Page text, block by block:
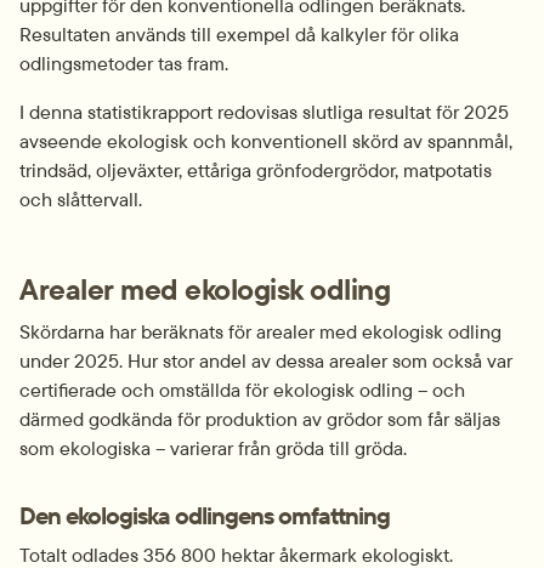
Resultaten används till exempel då kalkyler för olika
odlingsmetoder tas fram.
I denna statistikrapport redovisas slutliga resultat för 2025
avseende ekologisk och konventionell skörd av spannmål,
trindsäd, oljeväxter, ettåriga grönfodergrödor, matpotatis
och slåttervall.
Arealer med ekologisk odling
Skördarna har beräknats för arealer med ekologisk odling
under 2025. Hur stor andel av dessa arealer som också var
certifierade och omställda för ekologisk odling – och
därmed godkända för produktion av grödor som får säljas
som ekologiska – varierar från gröda till gröda.
Den ekologiska odlingens omfattning
Totalt odlades 356 800 hektar åkermark ekologiskt.